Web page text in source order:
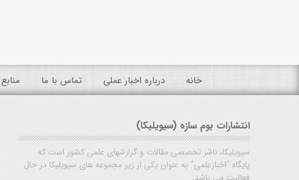
خانه درباره اخبار عملی تماس با ما منابع
انتشارات بوم سازه (سیویلیکا)
سیویلیکا، ناشر تخصصی مقالات و گزارشهای علمی کشور است که
پایگاه "اخبارعلمی" به عنوان یکی از زیر مجموعه های سیویلیکا در حال